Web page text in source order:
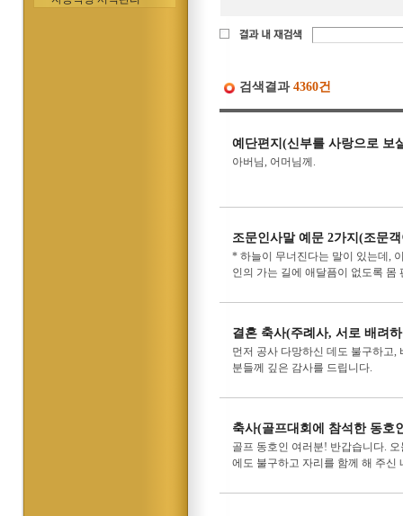
검색결과 4360건
예단편지(신부를 사랑으로 보
아버님, 어머님께.
조문인사말 예문 2가지(조문
* 하늘이 무너진다는 말이 있는데,
인의 가는 길에 애달픔이 없도록 몸
결혼 축사(주례사, 서로 배려
먼저 공사 다망하신 데도 불구하고,
분들께 깊은 감사를 드립니다.
축사(골프대회에 참석한 동호
골프 동호인 여러분! 반갑습니다.
에도 불구하고 자리를 함께 해 주신